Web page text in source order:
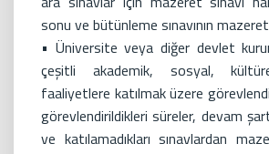
sonu ve bütünleme sınavının
• Üniversite veya diğer devlet
çeşitli akademik, sosyal,
faaliyetlere katılmak üzere
görevlendirildikleri süreler, devam
ve katılamadıkları sınavlardan